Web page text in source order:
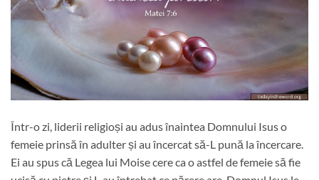
Într-o zi, liderii religioși au adus înaintea Domnului Isus o
femeie prinsă în adulter și au încercat să-L pună la încercare.
Ei au spus că Legea lui Moise cere ca o astfel de femeie să fie